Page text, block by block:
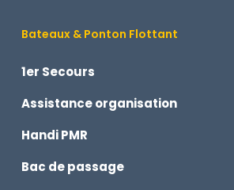
Bateaux & Ponton Flottant
1er Secours
Assistance organisation
Handi PMR
Bac de passage